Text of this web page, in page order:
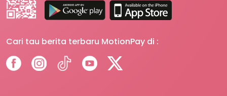
Cari tau berita terbaru MotionPay di :